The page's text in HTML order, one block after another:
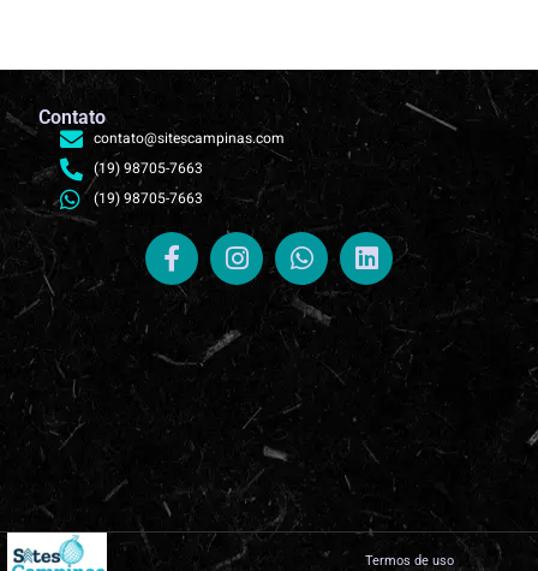
Contato
contato@sitescampinas.com
(19) 98705-7663
(19) 98705-7663
Termos de uso